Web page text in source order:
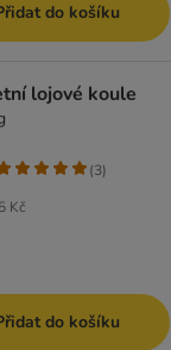
do košíku
lojové koule
Kč
(3)
do košíku